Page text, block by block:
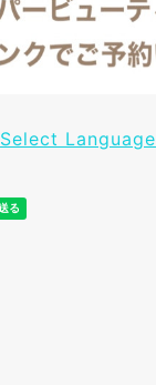
Select Language